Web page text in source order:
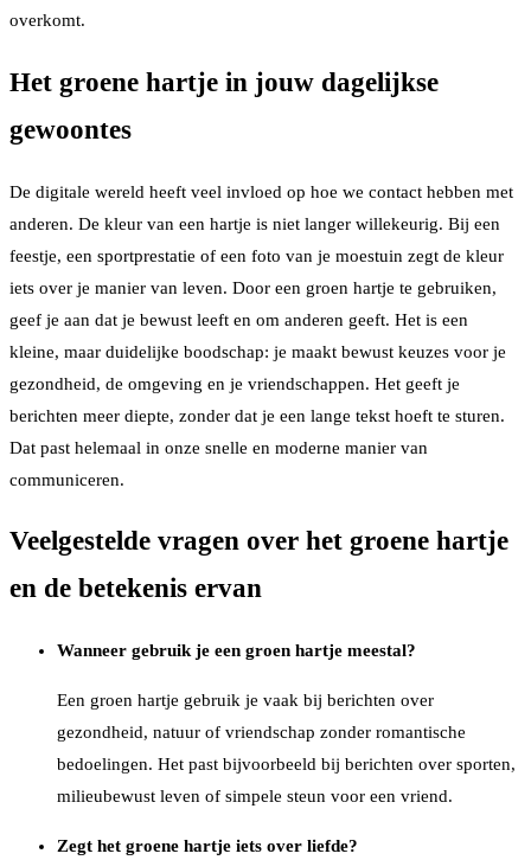
overkomt.
Het groene hartje in jouw dagelijkse
gewoontes
De digitale wereld heeft veel invloed op hoe we contact hebben met
anderen. De kleur van een hartje is niet langer willekeurig. Bij een
feestje, een sportprestatie of een foto van je moestuin zegt de kleur
iets over je manier van leven. Door een groen hartje te gebruiken,
geef je aan dat je bewust leeft en om anderen geeft. Het is een
kleine, maar duidelijke boodschap: je maakt bewust keuzes voor je
gezondheid, de omgeving en je vriendschappen. Het geeft je
berichten meer diepte, zonder dat je een lange tekst hoeft te sturen.
Dat past helemaal in onze snelle en moderne manier van
communiceren.
Veelgestelde vragen over het groene hartje
en de betekenis ervan
Wanneer gebruik je een groen hartje meestal?
Een groen hartje gebruik je vaak bij berichten over
gezondheid, natuur of vriendschap zonder romantische
bedoelingen. Het past bijvoorbeeld bij berichten over sporten,
milieubewust leven of simpele steun voor een vriend.
Zegt het groene hartje iets over liefde?